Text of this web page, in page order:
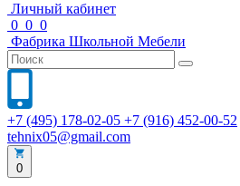
Личный кабинет
0 0 0
Фабрика Школьной Мебели
+7 (495) 178-02-05 +7 (916) 452-00-52
tehnix05@gmail.com
0